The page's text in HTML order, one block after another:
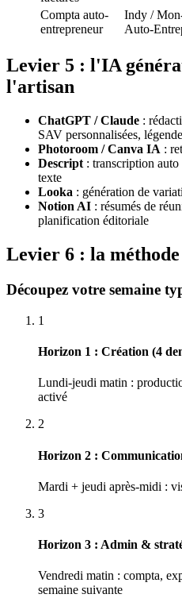
Compta auto-
entrepreneur
Indy /
Auto-
Levier 5 : l'IA
l'artisan
ChatGPT / Claude :
SAV personnalisées,
Photoroom / Canva IA :
Descript : transcription
texte
Looka : génération de
Notion AI : résumés de
planification éditoriale
Levier 6 : la
Découpez votre semaine
1
Horizon 1 : Création (4
Lundi-jeudi matin :
activé
2
Horizon 2 :
Mardi + jeudi après-midi :
3
Horizon 3 : Admin &
Vendredi matin : compta,
semaine suivante